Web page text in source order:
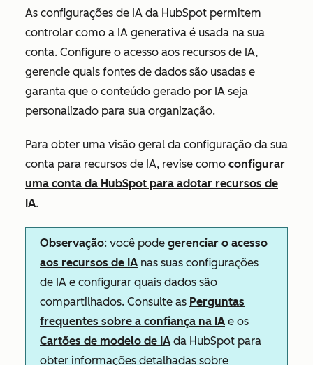
As configurações de IA da HubSpot permitem
controlar como a IA generativa é usada na sua
conta. Configure o acesso aos recursos de IA,
gerencie quais fontes de dados são usadas e
garanta que o conteúdo gerado por IA seja
personalizado para sua organização.
Para obter uma visão geral da configuração da sua
conta para recursos de IA, revise como configurar
uma conta da HubSpot para adotar recursos de
IA.
Observação: você pode gerenciar o acesso
aos recursos de IA nas suas configurações
de IA e configurar quais dados são
compartilhados. Consulte as Perguntas
frequentes sobre a confiança na IA e os
Cartões de modelo de IA da HubSpot para
obter informações detalhadas sobre